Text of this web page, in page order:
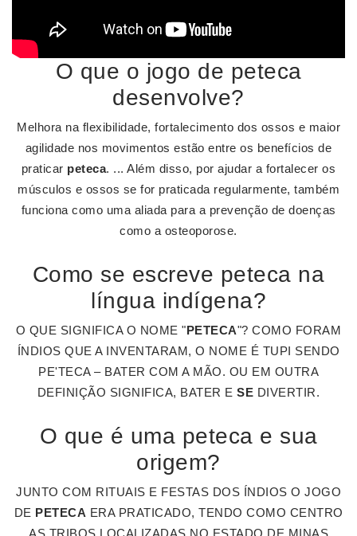
O que o jogo de peteca
desenvolve?
Melhora na flexibilidade, fortalecimento dos ossos e maior
agilidade nos movimentos estão entre os benefícios de
praticar peteca. ... Além disso, por ajudar a fortalecer os
músculos e ossos se for praticada regularmente, também
funciona como uma aliada para a prevenção de doenças
como a osteoporose.
Como se escreve peteca na
língua indígena?
O QUE SIGNIFICA O NOME "PETECA"? COMO FORAM
ÍNDIOS QUE A INVENTARAM, O NOME É TUPI SENDO
PE'TECA – BATER COM A MÃO. OU EM OUTRA
DEFINIÇÃO SIGNIFICA, BATER ESE DIVERTIR.
O que é uma peteca e sua
origem?
JUNTO COM RITUAIS E FESTAS DOS ÍNDIOS O JOGO
DE PETECA ERA PRATICADO, TENDO COMO CENTRO
AS TRIBOS LOCALIZADAS NO ESTADO DE MINAS